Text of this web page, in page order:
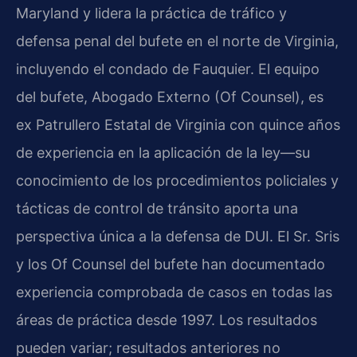
Maryland y lidera la práctica de tráfico y
defensa penal del bufete en el norte de Virginia,
incluyendo el condado de Fauquier. El equipo
del bufete, Abogado Externo (Of Counsel), es
ex Patrullero Estatal de Virginia con quince años
de experiencia en la aplicación de la ley—su
conocimiento de los procedimientos policiales y
tácticas de control de tránsito aporta una
perspectiva única a la defensa de DUI. El Sr. Sris
y los Of Counsel del bufete han documentado
experiencia comprobada de casos en todas las
áreas de práctica desde 1997. Los resultados
pueden variar; resultados anteriores no